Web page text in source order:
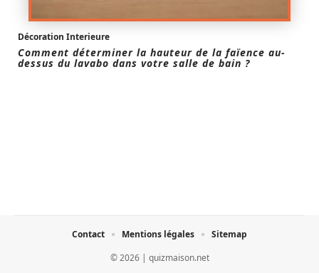
Décoration Interieure
Comment déterminer la hauteur de la faïence au-
dessus du lavabo dans votre salle de bain ?
© 2026 | quizmaison.net
Contact Mentions légales Sitemap